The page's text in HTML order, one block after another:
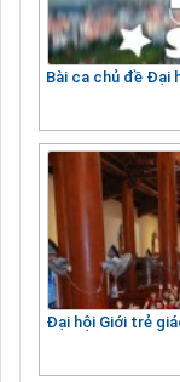
Bài ca chủ đề Đại
Đại hội Giới trẻ